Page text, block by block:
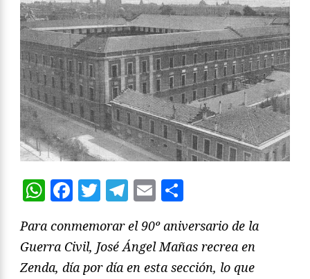
WhatsApp
Facebook
Twitter
Telegram
Email
Para conmemorar el 90º aniversario de la
Guerra Civil, José Ángel Mañas recrea en
Zenda, día por día en esta sección, lo que